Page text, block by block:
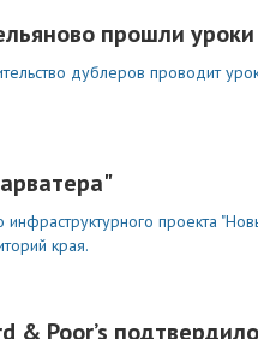
прошли
дублеров проводит
проекта
края.
Poor’s